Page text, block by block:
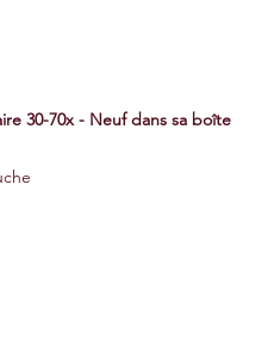
30-70x - Neuf dans sa boîte